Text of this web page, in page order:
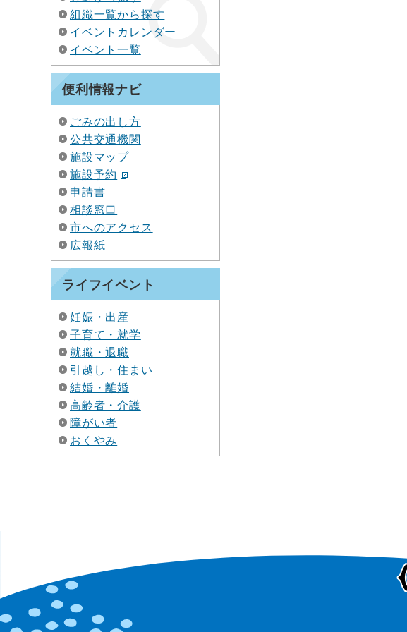
組織一覧から探す
イベントカレンダー
イベント一覧
便利情報ナビ
ごみの出し方
公共交通機関
施設マップ
施設予約
申請書
相談窓口
市へのアクセス
広報紙
ライフイベント
妊娠・出産
子育て・就学
就職・退職
引越し・住まい
結婚・離婚
高齢者・介護
障がい者
おくやみ